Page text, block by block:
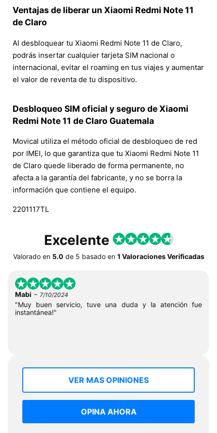
Ventajas de liberar un Xiaomi Redmi Note 11
de Claro
Al desbloquear tu Xiaomi Redmi Note 11 de Claro,
podrás insertar cualquier tarjeta SIM nacional o
internacional, evitar el roaming en tus viajes y aumentar
el valor de reventa de tu dispositivo.
Desbloqueo SIM oficial y seguro de Xiaomi
Redmi Note 11 de Claro Guatemala
Movical utiliza el método oficial de desbloqueo de red
por IMEI, lo que garantiza que tu Xiaomi Redmi Note 11
de Claro quede liberado de forma permanente, no
afecta a la garantía del fabricante, y no se borra la
información que contiene el equipo.
2201117TL
Excelente
Valorado en 5.0 de 5 basado en 1 Valoraciones Verificadas
Mabi - 7/10/2024
"Muy buen servicio, tuve una duda y la atención fue
instantánea!"
VER MAS OPINIONES
OPINA AHORA